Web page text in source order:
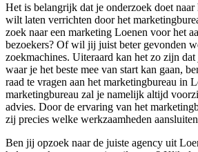
Het is belangrijk dat je onderzoek doet naar
wilt laten verrichten door het
zoek naar een marketing Loenen voor het
bezoekers? Of wil jij juist beter gevonden
zoekmachines. Uiteraard kan het zo zijn
waar je het beste mee van start kan gaan,
raad te vragen aan het marketingbureau in
marketingbureau zal je namelijk altijd
advies. Door de ervaring van het
zij precies welke werkzaamheden
Ben jij opzoek naar de juiste agency uit